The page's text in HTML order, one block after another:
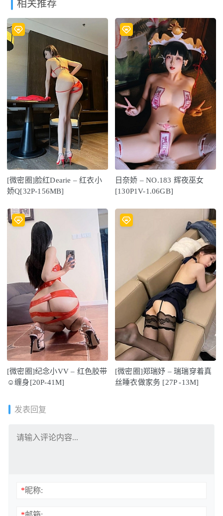
相关推荐
[微密圈]脸红Dearie – 红衣小
娇Q[32P-156MB]
日奈娇 – NO.183 辉夜巫女
[130P1V-1.06GB]
[微密圈]纪念小VV – 红色胶带
☺缠身[20P-41M]
[微密圈]郑瑞妤 – 瑞瑞穿着真
丝睡衣做家务 [27P -13M]
发表回复
*昵称: